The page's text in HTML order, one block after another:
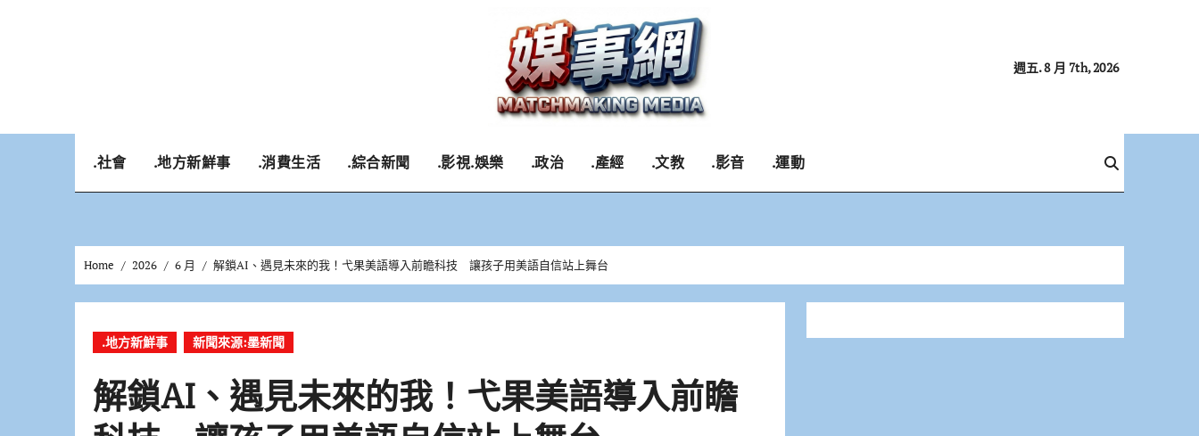
週五. 8 月 7th, 2026
.社會 .地方新鮮事 .消費生活 .綜合新聞 .影視.娛樂 .政治 .產經 .文教 .影音 .運動
Home 2026 6 月 解鎖AI、遇見未來的我！弋果美語導入前瞻科技 讓孩子用美語自信站上舞台
.地方新鮮事 新聞來源:墨新聞
解鎖AI、遇見未來的我！弋果美語導入前瞻